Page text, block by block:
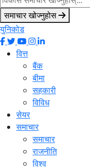
समाचार खोज्नुहोस
युनिकोड
वित्त
बैंक
बीमा
सहकारी
विविध
सेयर
समाचार
समाचार
राजनीति
विश्व